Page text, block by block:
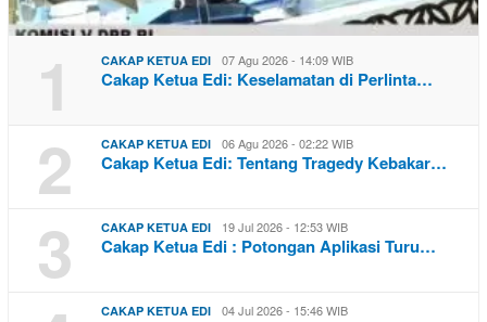
1 CAKAP KETUA EDI 07 Agu 2026 - 14:09 WIB
Cakap Ketua Edi: Keselamatan di Perlinta…
2 CAKAP KETUA EDI 06 Agu 2026 - 02:22 WIB
Cakap Ketua Edi: Tentang Tragedy Kebakar…
3 CAKAP KETUA EDI 19 Jul 2026 - 12:53 WIB
Cakap Ketua Edi : Potongan Aplikasi Turu…
CAKAP KETUA EDI 04 Jul 2026 - 15:46 WIB